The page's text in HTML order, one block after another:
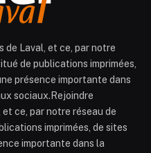
de Laval, et ce, par notre
de publications imprimées,
présence importante dans
sociaux.Rejoindre
et ce, par notre réseau de
imprimées, de sites
importante dans la